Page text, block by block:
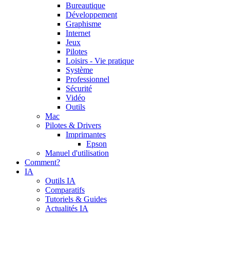
Bureautique
Développement
Graphisme
Internet
Jeux
Pilotes
Loisirs - Vie pratique
Système
Professionnel
Sécurité
Vidéo
Outils
Mac
Pilotes & Drivers
Imprimantes
Epson
Manuel d'utilisation
Comment?
IA
Outils IA
Comparatifs
Tutoriels & Guides
Actualités IA